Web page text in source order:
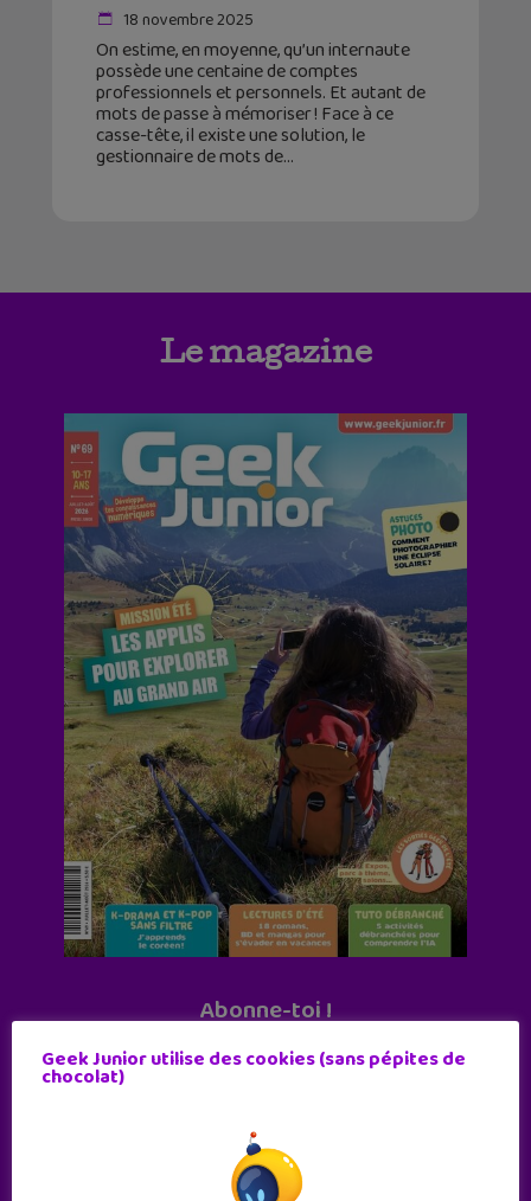
18 novembre 2025
On estime, en moyenne, qu’un internaute
possède une centaine de comptes
professionnels et personnels. Et autant de
mots de passe à mémoriser ! Face à ce
casse-tête, il existe une solution, le
gestionnaire de mots de
Le magazine
Abonne-toi !
11 numéros par an
Geek Junior utilise des cookies (sans pépites de
chocolat)